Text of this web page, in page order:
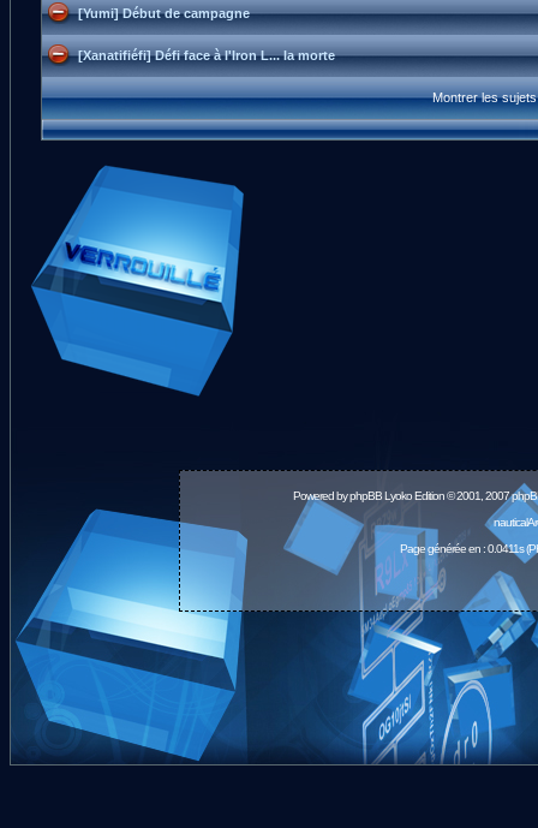
[Yumi] Début de campagne
[Xanatifiéfi] Défi face à l'Iron L... la morte
Montrer les
Powered byphpBBLyoko Edition © 2001, 2007
Page générée en : 0.0411s